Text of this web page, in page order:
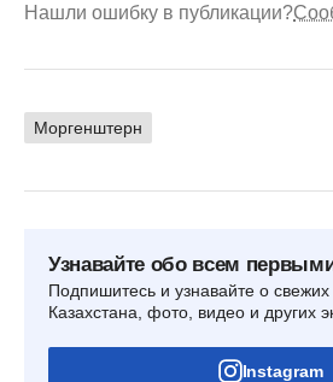
Нашли ошибку в публикации?
Моргенштерн
Узнавайте обо всем
Подпишитесь и узнавайте о свежих
Казахстана, фото, видео и других
Instagram